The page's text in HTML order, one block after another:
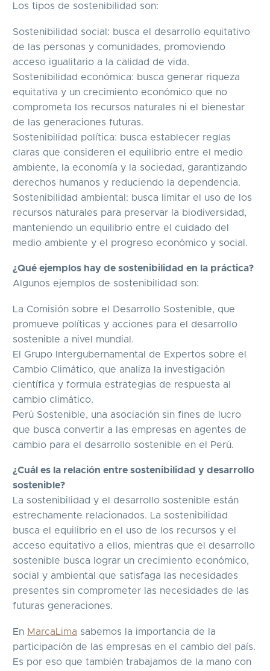
Los tipos de sostenibilidad son:
Sostenibilidad social: busca el desarrollo equitativo
de las personas y comunidades, promoviendo
acceso igualitario a la calidad de vida.
Sostenibilidad económica: busca generar riqueza
equitativa y un crecimiento económico que no
comprometa los recursos naturales ni el bienestar
de las generaciones futuras.
Sostenibilidad política: busca establecer reglas
claras que consideren el equilibrio entre el medio
ambiente, la economía y la sociedad, garantizando
derechos humanos y reduciendo la dependencia.
Sostenibilidad ambiental: busca limitar el uso de los
recursos naturales para preservar la biodiversidad,
manteniendo un equilibrio entre el cuidado del
medio ambiente y el progreso económico y social.
¿Qué ejemplos hay de sostenibilidad en la práctica?
Algunos ejemplos de sostenibilidad son:
La Comisión sobre el Desarrollo Sostenible, que
promueve políticas y acciones para el desarrollo
sostenible a nivel mundial.
El Grupo Intergubernamental de Expertos sobre el
Cambio Climático, que analiza la investigación
científica y formula estrategias de respuesta al
cambio climático.
Perú Sostenible, una asociación sin fines de lucro
que busca convertir a las empresas en agentes de
cambio para el desarrollo sostenible en el Perú.
¿Cuál es la relación entre sostenibilidad y desarrollo
sostenible?
La sostenibilidad y el desarrollo sostenible están
estrechamente relacionados. La sostenibilidad
busca el equilibrio en el uso de los recursos y el
acceso equitativo a ellos, mientras que el desarrollo
sostenible busca lograr un crecimiento económico,
social y ambiental que satisfaga las necesidades
presentes sin comprometer las necesidades de las
futuras generaciones.
En MarcaLima sabemos la importancia de la
participación de las empresas en el cambio del país.
Es por eso que también trabajamos de la mano con